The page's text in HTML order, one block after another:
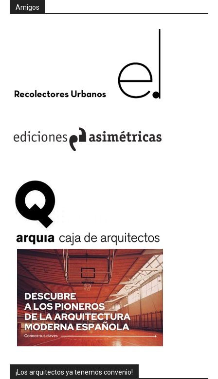
Amigos
¡Los arquitectos ya tenemos convenio!